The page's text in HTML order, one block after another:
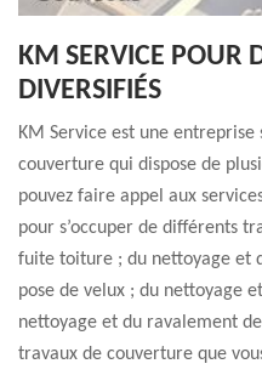
KM SERVICE POUR
DIVERSIFIÉS
KM Service est une
couverture qui dispose de
pouvez faire appel aux
pour s’occuper de différents
fuite toiture ; du nettoyage et
pose de velux ; du nettoyage
nettoyage et du ravalement
travaux de couverture que